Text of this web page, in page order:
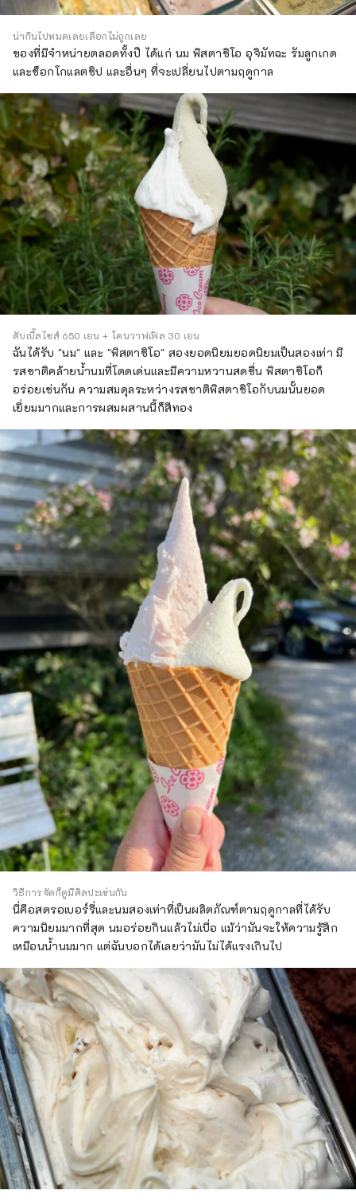
น่ากินไปหมดเลยเลือกไม่ถูกเลย
ของที่มีจำหน่ายตลอดทั้งปี ได้แก่ นม พิสตาชิโอ อุจิมัทฉะ รัมลูกเกด
และช็อกโกแลตชิป และอื่นๆ ที่จะเปลี่ยนไปตามฤดูกาล
ดับเบิ้ลไซส์ 650 เยน + โคนวาฟเฟิล 30 เยน
ฉันได้รับ "นม" และ "พิสตาชิโอ" สองยอดนิยมยอดนิยมเป็นสองเท่า มี
รสชาติคล้ายน้ำนมที่โดดเด่นและมีความหวานสดชื่น พิสตาชิโอก็
อร่อยเช่นกัน ความสมดุลระหว่างรสชาติพิสตาชิโอกับนมนั้นยอด
เยี่ยมมากและการผสมผสานนี้ก็สีทอง
วิธีการจัดก็ดูมีศิลปะเช่นกัน
นี่คือสตรอเบอร์รี่และนมสองเท่าที่เป็นผลิตภัณฑ์ตามฤดูกาลที่ได้รับ
ความนิยมมากที่สุด นมอร่อยกินแล้วไม่เบื่อ แม้ว่ามันจะให้ความรู้สึก
เหมือนน้ำนมมาก แต่ฉันบอกได้เลยว่ามันไม่ได้แรงเกินไป